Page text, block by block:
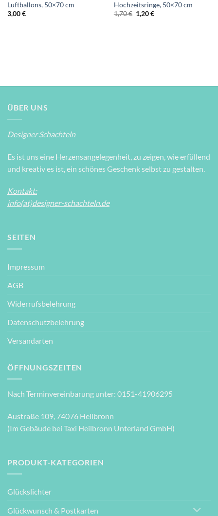
Luftballons, 50×70 cm
3,00€
Hochzeitsringe, 50×70 cm
1,70€ Ursprünglicher
Preis
1,20€Aktueller
ÜBER UNS
Designer Schachteln
Es ist uns eine Herzensangelegenheit, zu zeigen, wie erfüllend
und kreativ es ist, ein schönes Geschenk selbst zu gestalten.
Kontakt:
info(at)designer-schachteln.de
SEITEN
Impressum
AGB
Widerrufsbelehrung
Datenschutzbelehrung
Versandarten
ÖFFNUNGSZEITEN
Nach Terminvereinbarung unter: 0151-41906295
Austraße 109, 74076 Heilbronn
(Im Gebäude bei Taxi Heilbronn Unterland GmbH)
PRODUKT-KATEGORIEN
Glückslichter
Glückwunsch & Postkarten